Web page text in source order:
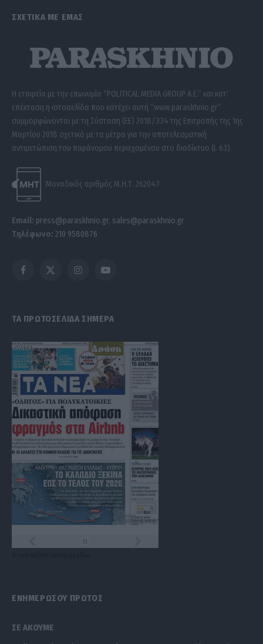
ΣΧΕΤΙΚΑ ΜΕ ΕΜΑΣ
Η εταιρεία με την επωνυμία “POLITICAL MEDIA GROUP A.E.” και κατ’
επέκταση η ιστοσελίδα που κατέχει αυτή “www.paraskhnio.gr”
συμμορφώνονται με τη Σύσταση (ΕΕ) 2018/334 της Επιτροπής της 1ης
Μαρτίου 2018 σχετικά με τα μέτρα για την αποτελεσματική
αντιμετώπιση του παράνομου περιεχομένου στο διαδίκτυο (L 63).
Μοναδικός αριθμός Μ.Η.Τ. 262047
Email: press@paraskhnio.gr, sales@paraskhnio.gr
Τηλέφωνο: 210 9580876
Facebook
X
InstagramYouTube
ΤΑ ΠΡΩΤΟΣΕΛΙΔΑ ΣΗΜΕΡΑ
ΕΝΗΜΕΡΩΣΟΥ ΠΡΩΤΟΣ
ΣΕ ΑΚΟΥΜΕ